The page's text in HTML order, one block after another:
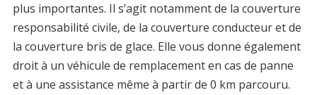
plus importantes. Il s’agit notamment de la couverture
responsabilité civile, de la couverture conducteur et de
la couverture bris de glace. Elle vous donne également
droit à un véhicule de remplacement en cas de panne
et à une assistance même à partir de 0 km parcouru.